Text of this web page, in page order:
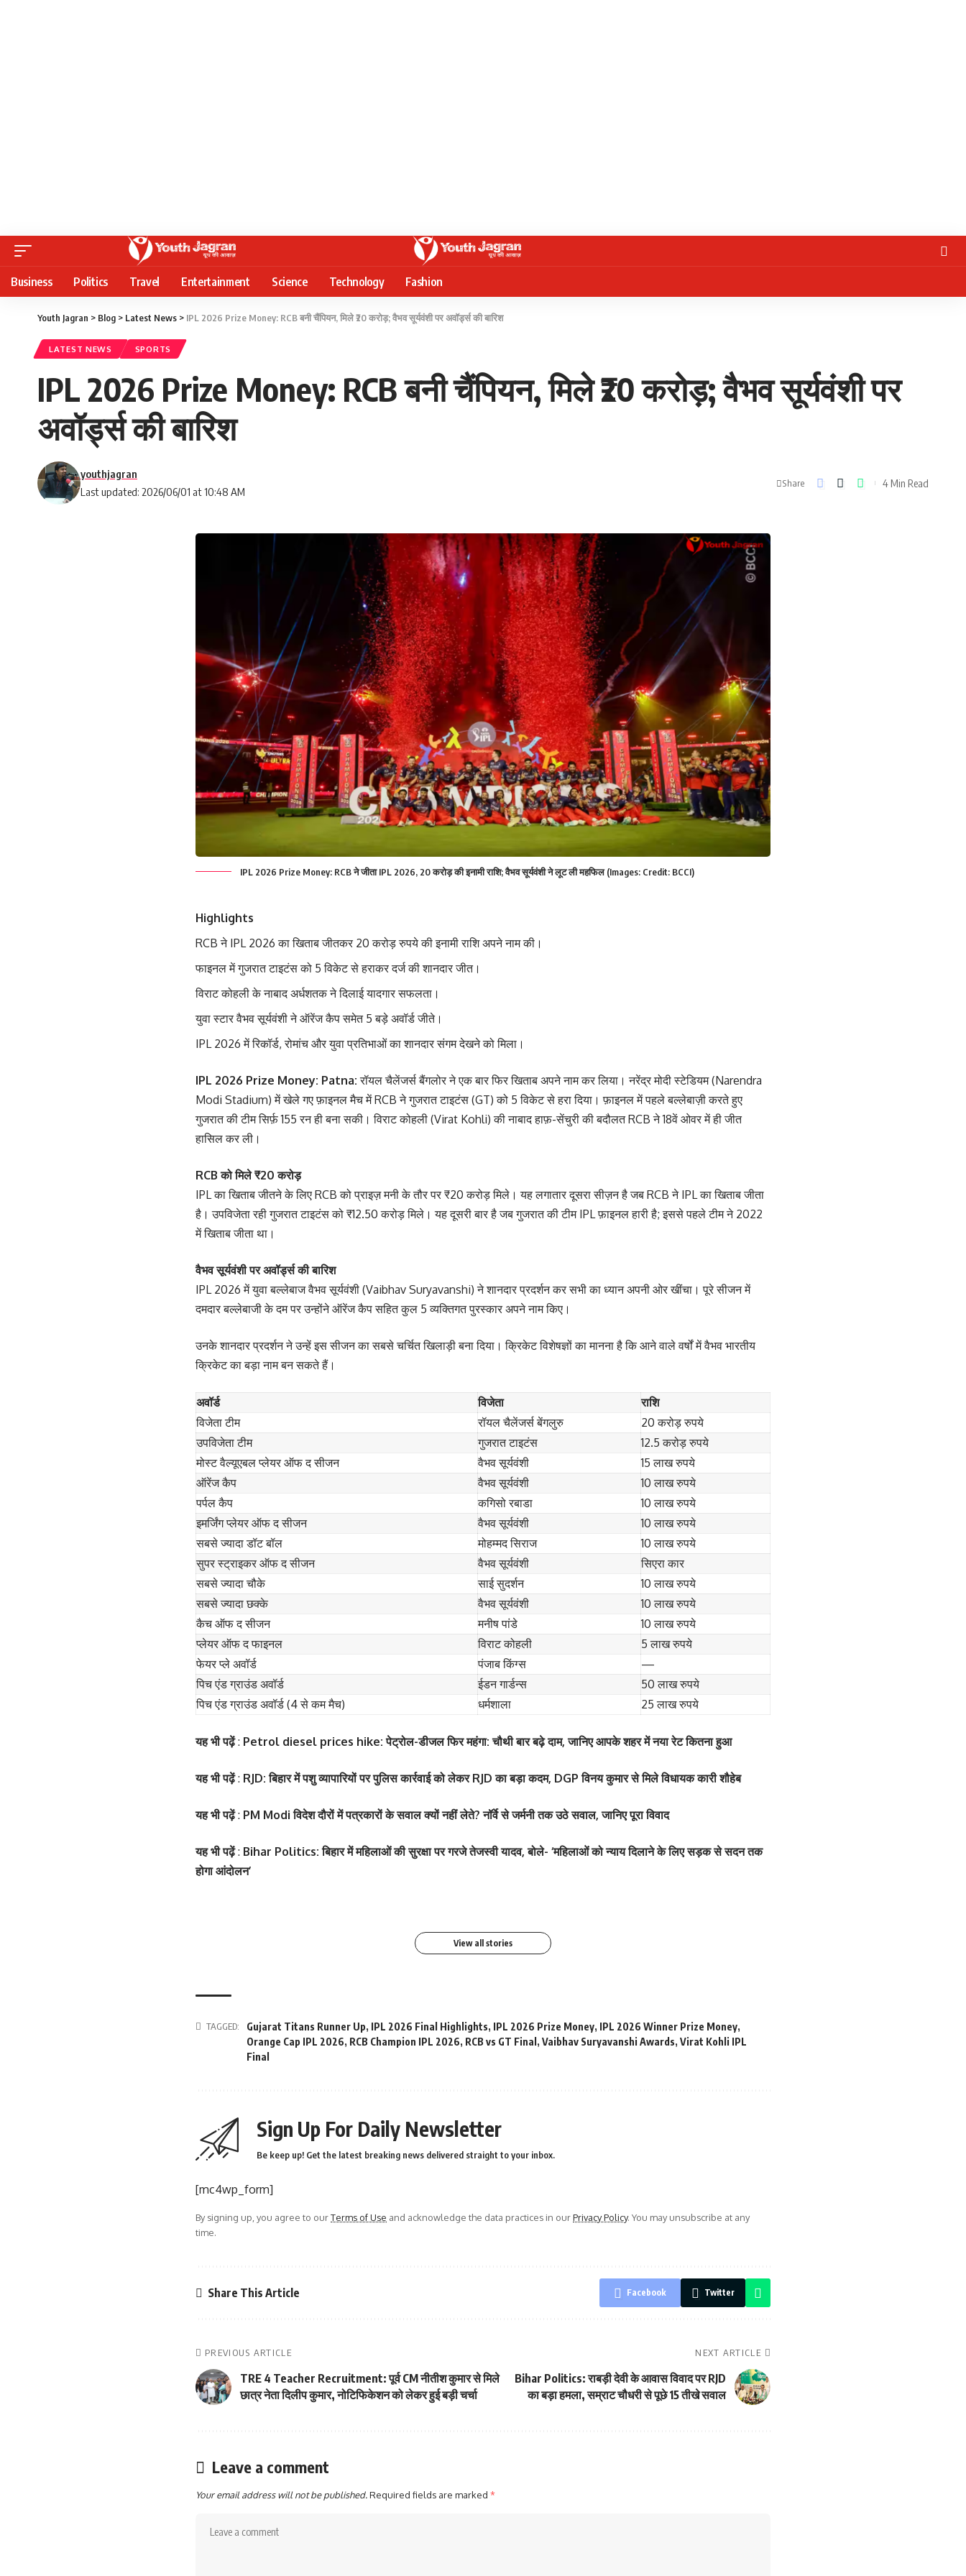
Business Politics Travel Entertainment Science Technology Fashion
Youth Jagran > Blog > Latest News > IPL 2026 Prize Money: RCB बनी चैंपियन, मिले ₹20 करोड़; वैभव सूर्यवंशी पर अवॉर्ड्स की बारिश
LATEST NEWS SPORTS
IPL 2026 Prize Money: RCB बनी चैंपियन, मिले ₹20 करोड़; वैभव सूर्यवंशी पर
अवॉर्ड्स की बारिश
Last updated: 2026/06/01 at 10:48 AM
youthjagran
Share 4 Min Read
IPL 2026 Prize Money: RCB ने जीता IPL 2026, 20 करोड़ की इनामी राशि; वैभव सूर्यवंशी ने लूट ली महफिल (Images: Credit: BCCI)
Highlights
RCB ने IPL 2026 का खिताब जीतकर 20 करोड़ रुपये की इनामी राशि अपने नाम की।
फाइनल में गुजरात टाइटंस को 5 विकेट से हराकर दर्ज की शानदार जीत।
विराट कोहली के नाबाद अर्धशतक ने दिलाई यादगार सफलता।
युवा स्टार वैभव सूर्यवंशी ने ऑरेंज कैप समेत 5 बड़े अवॉर्ड जीते।
IPL 2026 में रिकॉर्ड, रोमांच और युवा प्रतिभाओं का शानदार संगम देखने को मिला।
IPL 2026 Prize Money: Patna: रॉयल चैलेंजर्स बैंगलोर ने एक बार फिर खिताब अपने नाम कर लिया। नरेंद्र मोदी स्टेडियम (Narendra
Modi Stadium) में खेले गए फ़ाइनल मैच में RCB ने गुजरात टाइटंस (GT) को 5 विकेट से हरा दिया। फ़ाइनल में पहले बल्लेबाज़ी करते हुए
गुजरात की टीम सिर्फ़ 155 रन ही बना सकी। विराट कोहली (Virat Kohli) की नाबाद हाफ़-सेंचुरी की बदौलत RCB ने 18वें ओवर में ही जीत
हासिल कर ली।
RCB को मिले ₹20 करोड़
IPL का खिताब जीतने के लिए RCB को प्राइज़ मनी के तौर पर ₹20 करोड़ मिले। यह लगातार दूसरा सीज़न है जब RCB ने IPL का खिताब जीता
है। उपविजेता रही गुजरात टाइटंस को ₹12.50 करोड़ मिले। यह दूसरी बार है जब गुजरात की टीम IPL फ़ाइनल हारी है; इससे पहले टीम ने 2022
में खिताब जीता था।
वैभव सूर्यवंशी पर अवॉर्ड्स की बारिश
IPL 2026 में युवा बल्लेबाज वैभव सूर्यवंशी (Vaibhav Suryavanshi) ने शानदार प्रदर्शन कर सभी का ध्यान अपनी ओर खींचा। पूरे सीजन में
दमदार बल्लेबाजी के दम पर उन्होंने ऑरेंज कैप सहित कुल 5 व्यक्तिगत पुरस्कार अपने नाम किए।
उनके शानदार प्रदर्शन ने उन्हें इस सीजन का सबसे चर्चित खिलाड़ी बना दिया। क्रिकेट विशेषज्ञों का मानना है कि आने वाले वर्षों में वैभव भारतीय
क्रिकेट का बड़ा नाम बन सकते हैं।
अवॉर्ड विजेता
राशि
विजेता टीम
रॉयल चैलेंजर्स बेंगलुरु
20 करोड़ रुपये
उपविजेता टीम
गुजरात टाइटंस
12.5 करोड़ रुपये
मोस्ट वैल्यूएबल प्लेयर ऑफ द सीजन
वैभव सूर्यवंशी
15 लाख रुपये
ऑरेंज कैप
वैभव सूर्यवंशी
10 लाख रुपये
पर्पल कैप
कगिसो रबाडा
10 लाख रुपये
इमर्जिंग प्लेयर ऑफ द सीजन
वैभव सूर्यवंशी
10 लाख रुपये
सबसे ज्यादा डॉट बॉल
मोहम्मद सिराज
10 लाख रुपये
सुपर स्ट्राइकर ऑफ द सीजन
वैभव सूर्यवंशी
सिएरा कार
सबसे ज्यादा चौके
साई सुदर्शन
10 लाख रुपये
सबसे ज्यादा छक्के
वैभव सूर्यवंशी
10 लाख रुपये
कैच ऑफ द सीजन
मनीष पांडे
10 लाख रुपये
प्लेयर ऑफ द फाइनल
विराट कोहली
5 लाख रुपये
फेयर प्ले अवॉर्ड
पंजाब किंग्स
—
पिच एंड ग्राउंड अवॉर्ड
ईडन गार्डन्स
50 लाख रुपये
पिच एंड ग्राउंड अवॉर्ड (4 से कम मैच)
धर्मशाला 25 लाख रुपये
यह भी पढ़ें: Petrol diesel prices hike: पेट्रोल-डीजल फिर महंगा: चौथी बार बढ़े दाम, जानिए आपके शहर में नया रेट कितना हुआ
यह भी पढ़ें: RJD: बिहार में पशु व्यापारियों पर पुलिस कार्रवाई को लेकर RJD का बड़ा कदम, DGP विनय कुमार से मिले विधायक कारी शौहेब
यह भी पढ़ें: PM Modi विदेश दौरों में पत्रकारों के सवाल क्यों नहीं लेते? नॉर्वे से जर्मनी तक उठे सवाल, जानिए पूरा विवाद
यह भी पढ़ें: Bihar Politics: बिहार में महिलाओं की सुरक्षा पर गरजे तेजस्वी यादव, बोले- ‘महिलाओं को न्याय दिलाने के लिए सड़क से सदन तक
होगा आंदोलन’
फ्लॉन्ट किया
फोटो तेजी से Viral
Salman Khan की बर्थडे पार्टी में लगा सितारों का
मेला, धोनी हुए शामिल
श्वेता तिवारी ने सोशल मीडिया पर लगाई आग फोटो
View all stories
TAGGED: Gujarat Titans Runner Up, IPL 2026 Final Highlights, IPL 2026 Prize Money, IPL 2026 Winner Prize Money,
Orange Cap IPL 2026, RCB Champion IPL 2026, RCB vs GT Final , Vaibhav Suryavanshi Awards, Virat Kohli IPL
Final
Sign Up For Daily Newsletter
Be keep up! Get the latest breaking news delivered straight to your inbox.
[mc4wp_form]
By signing up, you agree to ourTerms of Use and acknowledge the data practices in ourPrivacy Policy. You may unsubscribe at any
time.
Share This Article Facebook Twitter
PREVIOUS ARTICLE
TRE 4 Teacher Recruitment: पूर्व CM नीतीश कुमार से मिले
छात्र नेता दिलीप कुमार, नोटिफिकेशन को लेकर हुई बड़ी चर्चा
NEXT ARTICLE
Bihar Politics: राबड़ी देवी के आवास विवाद पर RJD
का बड़ा हमला, सम्राट चौधरी से पूछे 15 तीखे सवाल
Leave a comment
Your email address will not be published.Required fields are marked *